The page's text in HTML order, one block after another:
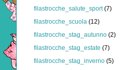
filastrocche_salute_sport (7)
filastrocche_scuola (12)
filastrocche_stag_autunno (2)
filastrocche_stag_estate (7)
filastrocche_stag_inverno (5)